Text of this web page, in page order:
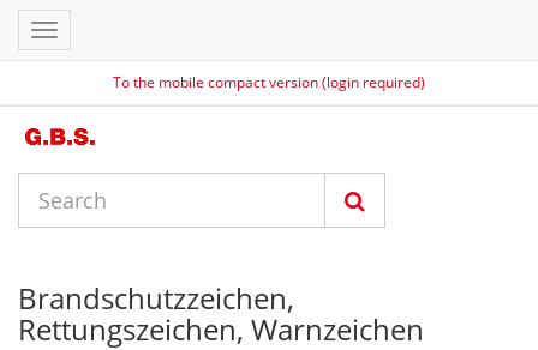
To the mobile compact version (login required)
Toggle
navigation
Brandschutzzeichen,
Rettungszeichen, Warnzeichen